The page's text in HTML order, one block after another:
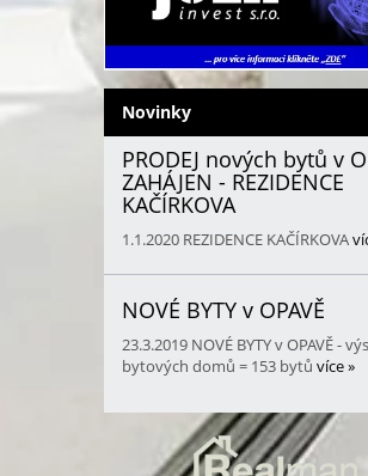
Novinky
PRODEJ nových bytů v
ZAHÁJEN - REZIDENCE
KAČÍRKOVA
1.1.2020 REZIDENCE KAČÍRKOVA
NOVÉ BYTY v OPAVĚ
23.3.2019 NOVÉ BYTY v OPAVĚ -
bytových domů = 153 bytů více »